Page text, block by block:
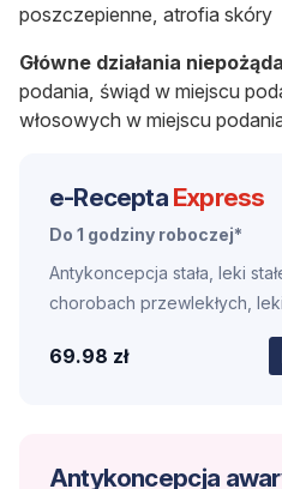
poszczepienne, atrofia skóry
Główne działania
podania, świąd w miejscu
włosowych w miejscu
e-Recepta Express
Do 1 godziny roboczej*
Antykoncepcja stała, leki
chorobach przewlekłych,
69.98 zł
Antykoncepcja